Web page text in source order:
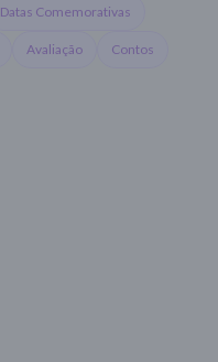
Datas Comemorativas
Avaliação Contos